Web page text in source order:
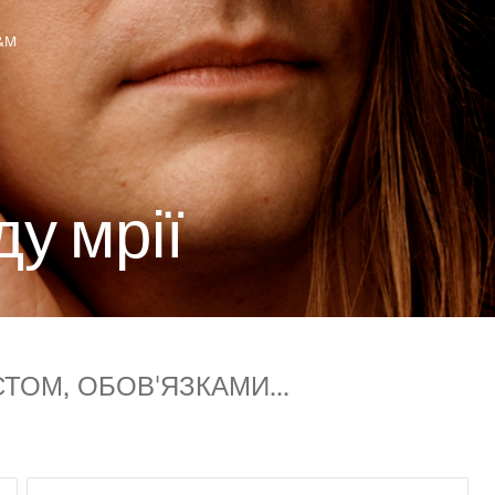
з H&M
умрії